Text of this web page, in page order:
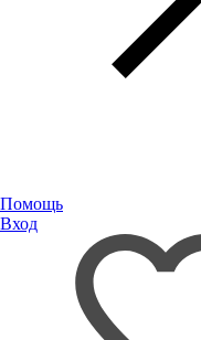
Помощь
Вход